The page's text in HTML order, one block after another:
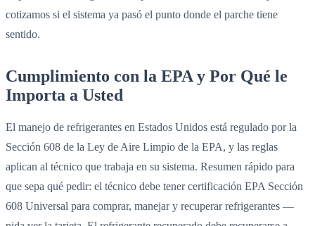
cotizamos si el sistema ya pasó el punto donde el parche tiene
sentido.
Cumplimiento con la EPA y Por Qué le
Importa a Usted
El manejo de refrigerantes en Estados Unidos está regulado por la
Sección 608 de la Ley de Aire Limpio de la EPA, y las reglas
aplican al técnico que trabaja en su sistema. Resumen rápido para
que sepa qué pedir: el técnico debe tener certificación EPA Sección
608 Universal para comprar, manejar y recuperar refrigerantes —